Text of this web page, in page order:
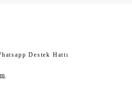
Destek Hattı